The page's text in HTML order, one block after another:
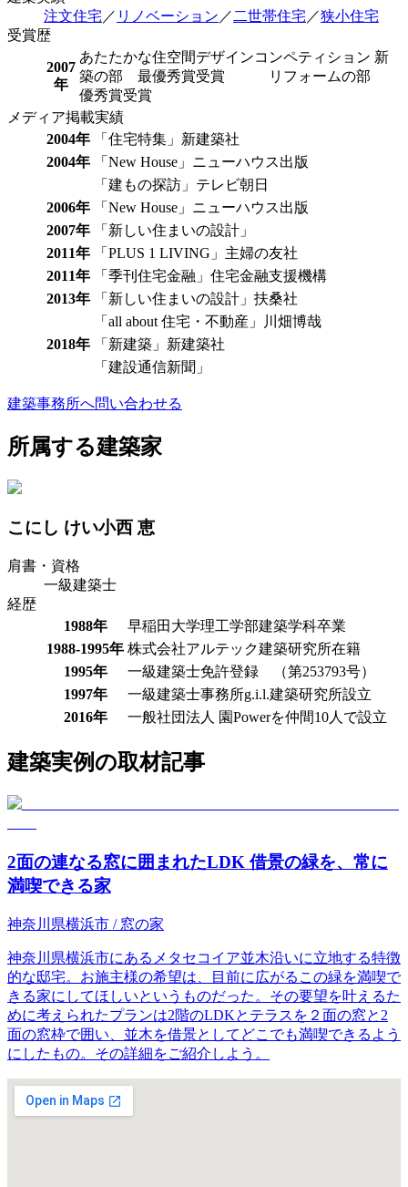
注文住宅 ／ リノベーション ／ 二世帯住宅 ／狭小住宅
受賞歴
2007
年
あたたかな住空間デザインコンペティション 新
築の部 最優秀賞受賞 リフォームの部
優秀賞受賞
メディア掲載実績
2004年
「住宅特集」新建築社
2004年
「New House」ニューハウス出版
「建もの探訪」テレビ朝日
2006年
「New House」ニューハウス出版
2007年
「新しい住まいの設計」
2011年
「PLUS 1 LIVING」主婦の友社
2011年
「季刊住宅金融」住宅金融支援機構
2013年
「新しい住まいの設計」扶桑社
「all about 住宅・不動産」川畑博哉
2018年
「新建築」新建築社
「建設通信新聞」
建築事務所へ問い合わせる
所属する建築家
こにし けい小西 恵
肩書・資格
一級建築士
経歴
1988年
早稲田大学理工学部建築学科卒業
1988-1995年 株式会社アルテック建築研究所在籍
1995年
一級建築士免許登録 （第253793号）
1997年
一級建築士事務所g.i.l.建築研究所設立
2016年
一般社団法人 園Powerを仲間10人で設立
建築実例の取材記事
2面の連なる窓に囲まれたLDK 借景の緑を、常に
満喫できる家
神奈川県横浜市 / 窓の家
神奈川県横浜市にあるメタセコイア並木沿いに立地する特徴
的な邸宅。お施主様の希望は、目前に広がるこの緑を満喫で
きる家にしてほしいというものだった。その要望を叶えるた
めに考えられたプランは2階のLDKとテラスを２面の窓と2
面の窓枠で囲い、並木を借景としてどこでも満喫できるよう
にしたもの。その詳細をご紹介しよう。